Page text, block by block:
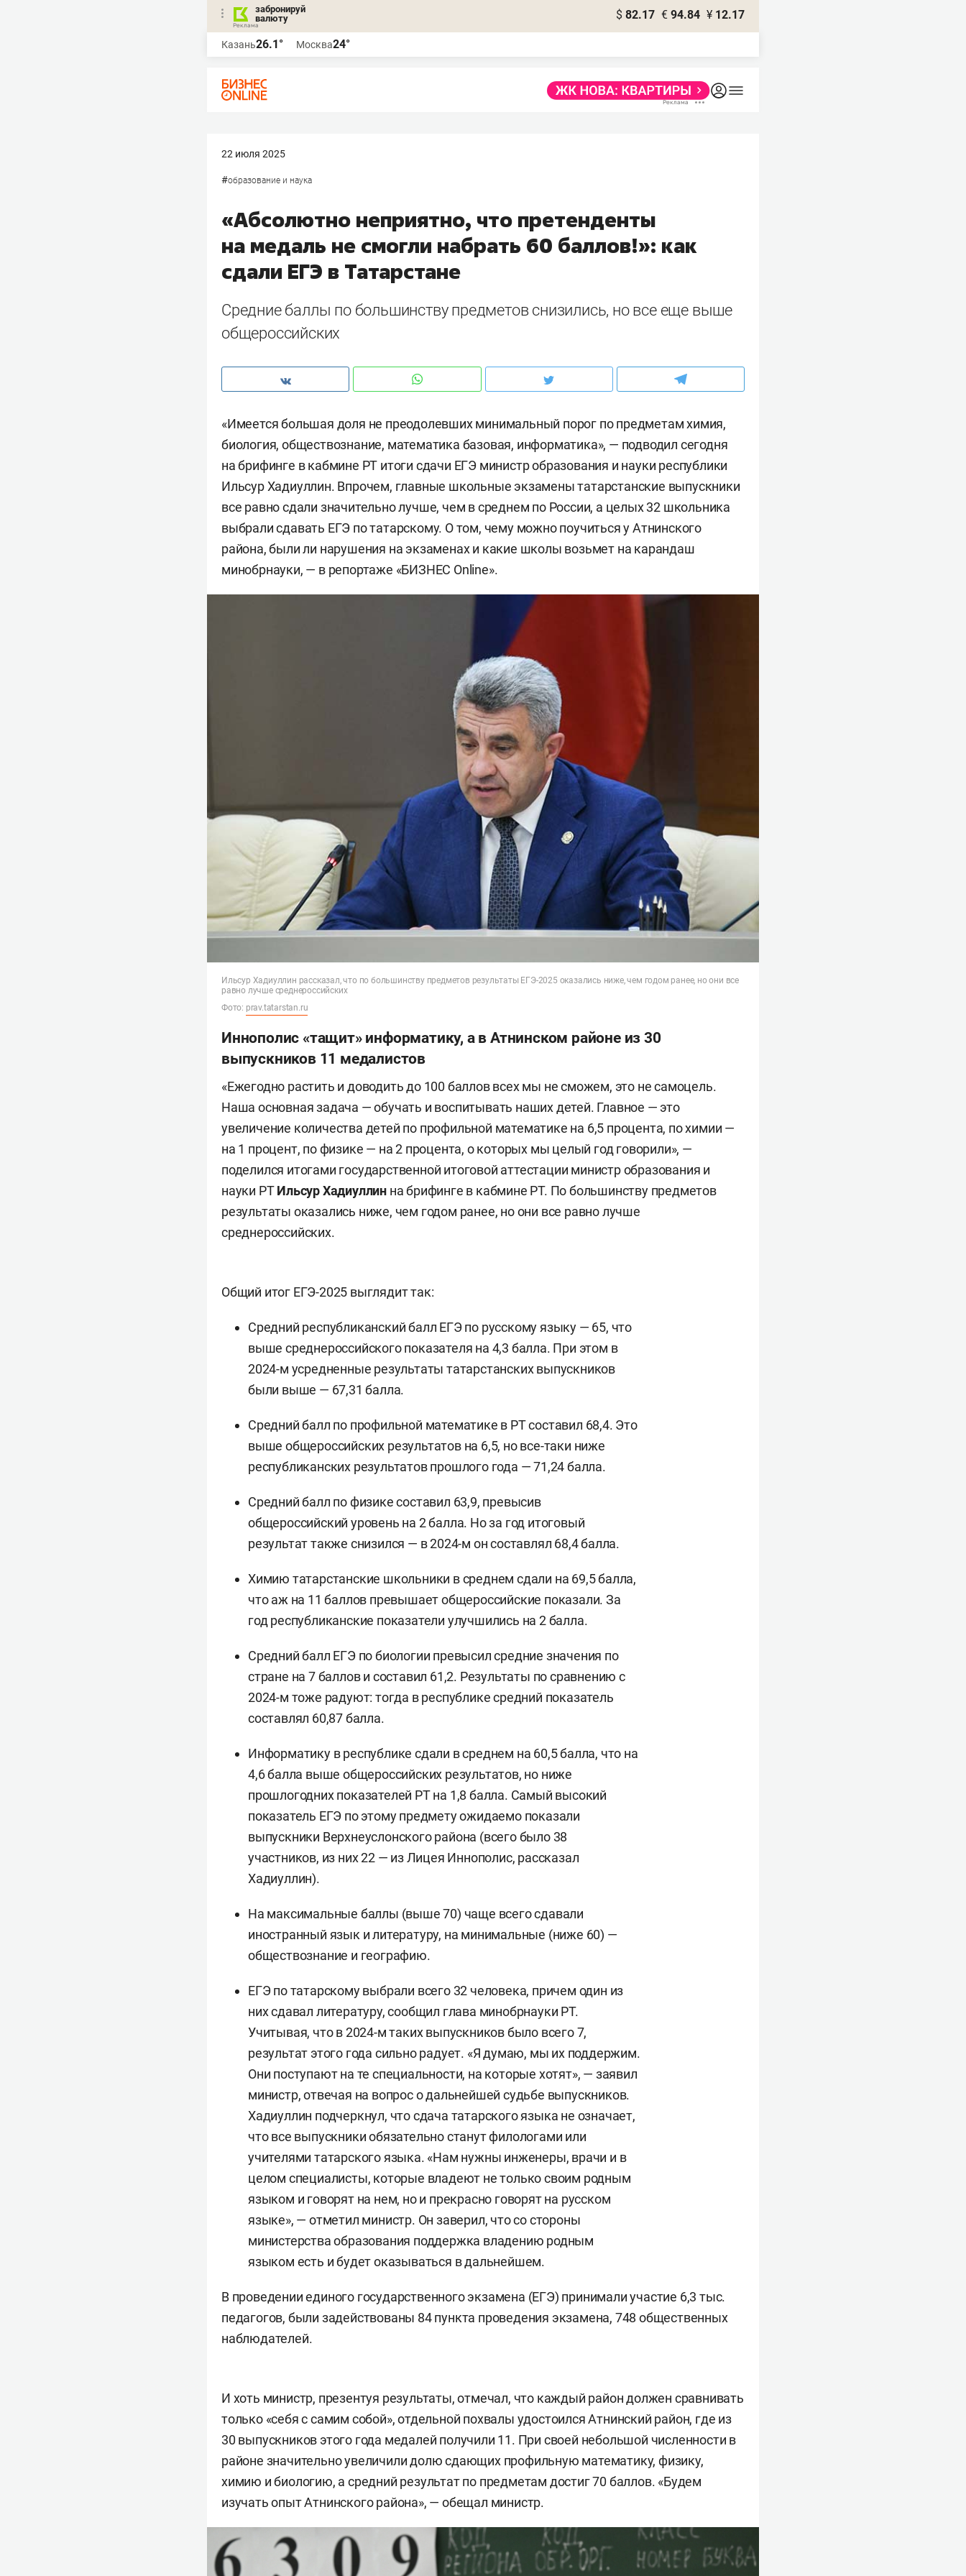
забронируй
валюту
$ 82.17 € 94.84 ¥ 12.17
Казань26.1° Москва24°
22 июля 2025
#образование и наука
«Абсолютно неприятно, что претенденты
на медаль не смогли набрать 60 баллов!»: как
сдали ЕГЭ в Татарстане
Средние баллы по большинству предметов снизились, но все еще выше
общероссийских
«Имеется большая доля не преодолевших минимальный порог по предметам химия,
биология, обществознание, математика базовая, информатика», — подводил сегодня
на брифинге в кабмине РТ итоги сдачи ЕГЭ министр образования и науки республики
Ильсур Хадиуллин. Впрочем, главные школьные экзамены татарстанские выпускники
все равно сдали значительно лучше, чем в среднем по России, а целых 32 школьника
выбрали сдавать ЕГЭ по татарскому. О том, чему можно поучиться у Атнинского
района, были ли нарушения на экзаменах и какие школы возьмет на карандаш
минобрнауки, — в репортаже «БИЗНЕС Online».
Ильсур Хадиуллин рассказал, что по большинству предметов результаты ЕГЭ-2025 оказались ниже, чем годом ранее, но они все
равно лучше среднероссийских
Фото: prav.tatarstan.ru
Иннополис «тащит» информатику, а в Атнинском районе из 30
выпускников 11 медалистов
«Ежегодно растить и доводить до 100 баллов всех мы не сможем, это не самоцель.
Наша основная задача — обучать и воспитывать наших детей. Главное — это
увеличение количества детей по профильной математике на 6,5 процента, по химии —
на 1 процент, по физике — на 2 процента, о которых мы целый год говорили», —
поделился итогами государственной итоговой аттестации министр образования и
науки РТИльсур Хадиуллин на брифинге в кабмине РТ. По большинству предметов
результаты оказались ниже, чем годом ранее, но они все равно лучше
среднероссийских.
Общий итог ЕГЭ-2025 выглядит так:
Средний республиканский балл ЕГЭ по русскому языку — 65, что
выше среднероссийского показателя на 4,3 балла. При этом в
2024-м усредненные результаты татарстанских выпускников
были выше — 67,31 балла.
Средний балл по профильной математике в РТ составил 68,4. Это
выше общероссийских результатов на 6,5, но все-таки ниже
республиканских результатов прошлого года — 71,24 балла.
Средний балл по физике составил 63,9, превысив
общероссийский уровень на 2 балла. Но за год итоговый
результат также снизился — в 2024-м он составлял 68,4 балла.
Химию татарстанские школьники в среднем сдали на 69,5 балла,
что аж на 11 баллов превышает общероссийские показали. За
год республиканские показатели улучшились на 2 балла.
Средний балл ЕГЭ по биологии превысил средние значения по
стране на 7 баллов и составил 61,2. Результаты по сравнению с
2024-м тоже радуют: тогда в республике средний показатель
составлял 60,87 балла.
Информатику в республике сдали в среднем на 60,5 балла, что на
4,6 балла выше общероссийских результатов, но ниже
прошлогодних показателей РТ на 1,8 балла. Самый высокий
показатель ЕГЭ по этому предмету ожидаемо показали
выпускники Верхнеуслонского района (всего было 38
участников, из них 22 — из Лицея Иннополис, рассказал
Хадиуллин).
На максимальные баллы (выше 70) чаще всего сдавали
иностранный язык и литературу, на минимальные (ниже 60) —
обществознание и географию.
ЕГЭ по татарскому выбрали всего 32 человека, причем один из
них сдавал литературу, сообщил глава минобрнауки РТ.
Учитывая, что в 2024-м таких выпускников было всего 7,
результат этого года сильно радует. «Я думаю, мы их поддержим.
Они поступают на те специальности, на которые хотят», — заявил
министр, отвечая на вопрос о дальнейшей судьбе выпускников.
Хадиуллин подчеркнул, что сдача татарского языка не означает,
что все выпускники обязательно станут филологами или
учителями татарского языка. «Нам нужны инженеры, врачи и в
целом специалисты, которые владеют не только своим родным
языком и говорят на нем, но и прекрасно говорят на русском
языке», — отметил министр. Он заверил, что со стороны
министерства образования поддержка владению родным
языком есть и будет оказываться в дальнейшем.
В проведении единого государственного экзамена (ЕГЭ) принимали участие 6,3 тыс.
педагогов, были задействованы 84 пункта проведения экзамена, 748 общественных
наблюдателей.
И хоть министр, презентуя результаты, отмечал, что каждый район должен сравнивать
только «себя с самим собой», отдельной похвалы удостоился Атнинский район, где из
30 выпускников этого года медалей получили 11. При своей небольшой численности в
районе значительно увеличили долю сдающих профильную математику, физику,
химию и биологию, а средний результат по предметам достиг 70 баллов. «Будем
изучать опыт Атнинского района», — обещал министр.